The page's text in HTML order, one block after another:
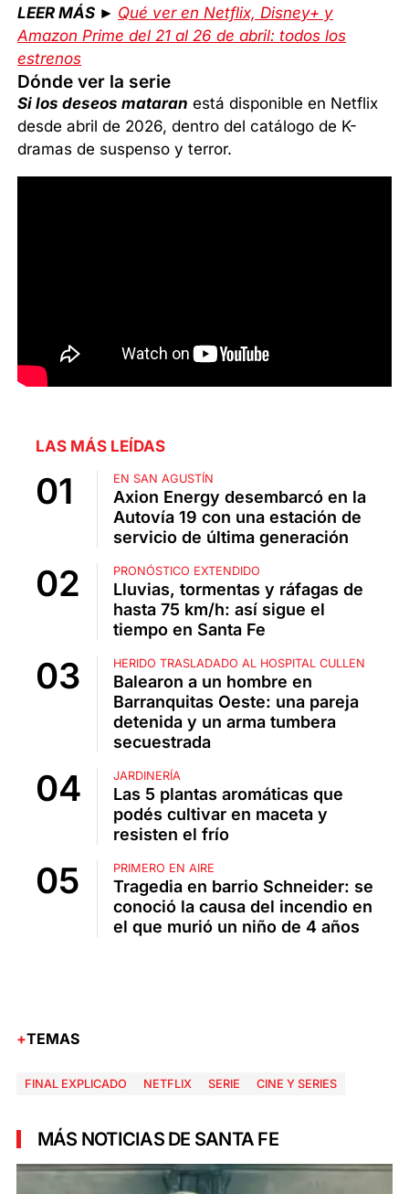
LEER MÁS ► Qué ver en Netflix, Disney+ y
Amazon Prime del 21 al 26 de abril: todos los
estrenos
Dónde ver la serie
Si los deseos mataran está disponible en Netflix
desde abril de 2026, dentro del catálogo de K-
dramas de suspenso y terror.
LAS MÁS LEÍDAS
EN SAN AGUSTÍN
Axion Energy desembarcó en la
Autovía 19 con una estación de
servicio de última generación
PRONÓSTICO EXTENDIDO
Lluvias, tormentas y ráfagas de
hasta 75 km/h: así sigue el
tiempo en Santa Fe
HERIDO TRASLADADO AL HOSPITAL CULLEN
Balearon a un hombre en
Barranquitas Oeste: una pareja
detenida y un arma tumbera
secuestrada
JARDINERÍA
Las 5 plantas aromáticas que
podés cultivar en maceta y
resisten el frío
PRIMERO EN AIRE
Tragedia en barrio Schneider: se
conoció la causa del incendio en
el que murió un niño de 4 años
TEMAS
FINAL EXPLICADO NETFLIX SERIE CINE Y SERIES
MÁS NOTICIAS DE SANTA FE